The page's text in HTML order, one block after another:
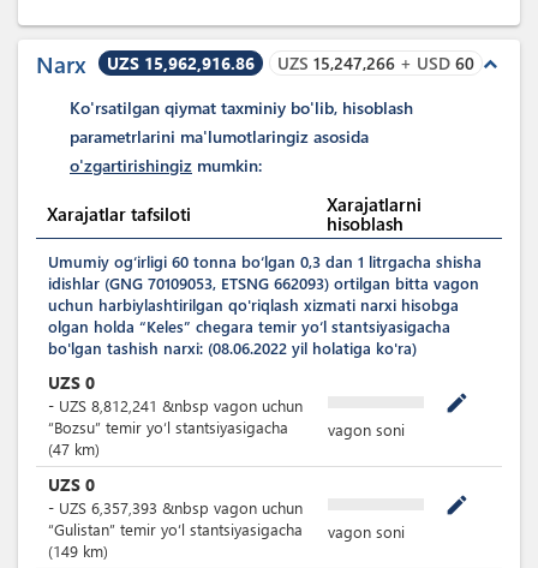
ma'lumotnoma
Narx UZS 15,962,916.86 UZS 15,247,266 + USD 60 expand_less
Ko'rsatilgan qiymat taxminiy bo'lib, hisoblash
parametrlarini ma'lumotlaringiz asosida
o'zgartirishingiz mumkin:
Xarajatlar tafsiloti
Xarajatlarni
hisoblash
Umumiy ogʻirligi 60 tonna boʻlgan 0,3 dan 1 litrgacha shisha
idishlar (GNG 70109053, ETSNG 662093) ortilgan bitta vagon
uchun harbiylashtirilgan qo'riqlash xizmati narxi hisobga
olgan holda “Keles” chegara temir yoʻl stantsiyasigacha
bo'lgan tashish narxi: (08.06.2022 yil holatiga ko'ra)
UZS 0
- UZS 8,812,241 &nbsp vagon uchun
“Bozsu” temir yoʻl stantsiyasigacha
(47 km)
mode_edit
vagon soni
UZS 0
- UZS 6,357,393 &nbsp vagon uchun
“Gulistan” temir yoʻl stantsiyasigacha
(149 km)
mode_edit
vagon soni